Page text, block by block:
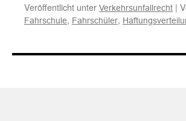
Veröffentlicht unter Verkehrsunfallrecht |
Fahrschule, Fahrschüler,